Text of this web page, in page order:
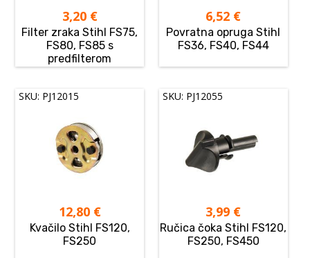
3,20 €
Filter zraka Stihl FS75,
FS80, FS85 s
predfilterom
6,52 €
Povratna opruga Stihl
FS36, FS40, FS44
SKU: PJ12015
12,80 €
Kvačilo Stihl FS120,
FS250
SKU: PJ12055
3,99 €
Ručica čoka Stihl FS120,
FS250, FS450